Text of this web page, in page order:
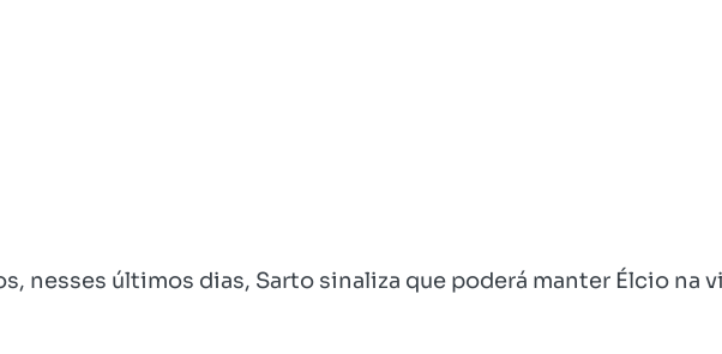
nesses últimos dias, Sarto sinaliza que poderá manter Élcio na